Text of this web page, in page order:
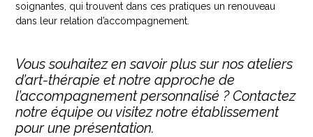
soignantes, qui trouvent dans ces pratiques un renouveau
dans leur relation d’accompagnement.
Vous souhaitez en savoir plus sur nos ateliers
d’art-thérapie et notre approche de
l’accompagnement personnalisé ? Contactez
notre équipe ou visitez notre établissement
pour une présentation.